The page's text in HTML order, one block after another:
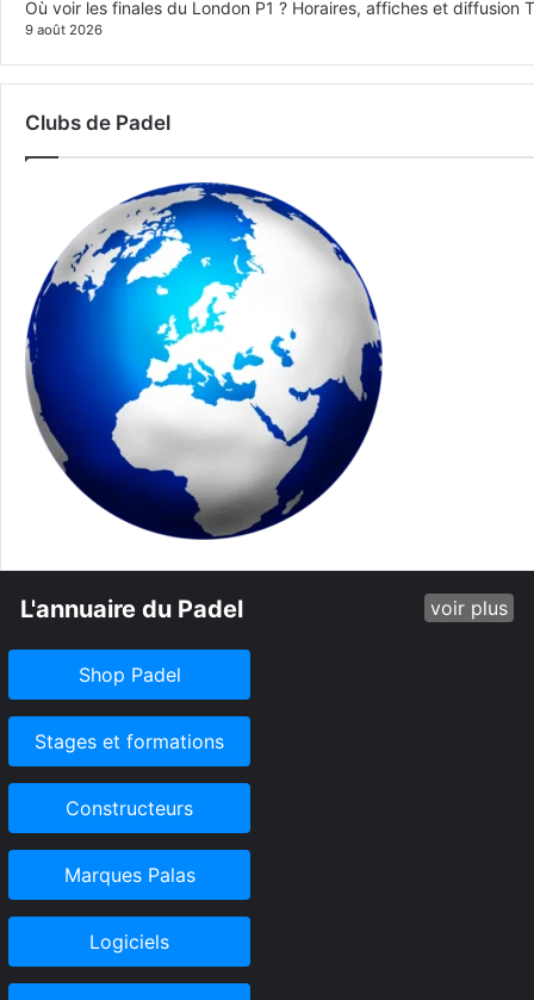
Où voir les finales du London P1 ? Horaires, affiches et diffusion
9 août 2026
Clubs de Padel
L'annuaire du Padel voir plus
Shop Padel
Stages et formations
Constructeurs
Marques Palas
Logiciels